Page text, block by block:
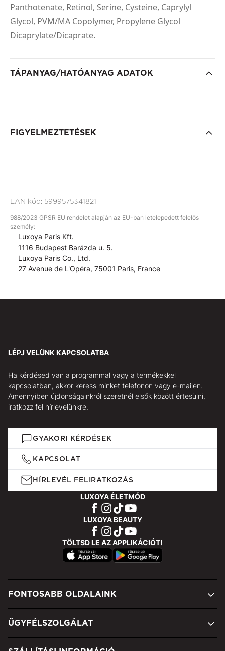
Panthotenate, Retinol, Serine, Cysteine, Caprylyl
Glycol, PVM/MA Copolymer, Propylene Glycol
Dicaprylate/Dicaprate.
TÁPANYAG/HATÓANYAG ADATOK
FIGYELMEZTETÉSEK
EAN kód: 5999575341821
988/2023 GPSR EU rendelet alapján az EU-ban letelepedett felelős
személy:
Luxoya Paris Kft.
1116 Budapest Barázda u. 5.
Luxoya Paris Co., Ltd.
27 Avenue de L'Opéra, 75001 Paris, France
LÉPJ VELÜNK KAPCSOLATBA
Ha kérdésed van a programmal vagy a termékekkel
kapcsolatban, akkor keress minket telefonon vagy e-mailen.
Amennyiben újdonságainkról szeretnél elsők között értesülni,
iratkozz fel hírlevelünkre.
GYAKORI KÉRDÉSEK
KAPCSOLAT
HÍRLEVÉL FELIRATKOZÁS
LUXOYA ÉLETMÓD
LUXOYA BEAUTY
TÖLTSD LE AZ APPLIKÁCIÓT!
FONTOSABB OLDALAINK
ÜGYFÉLSZOLGÁLAT